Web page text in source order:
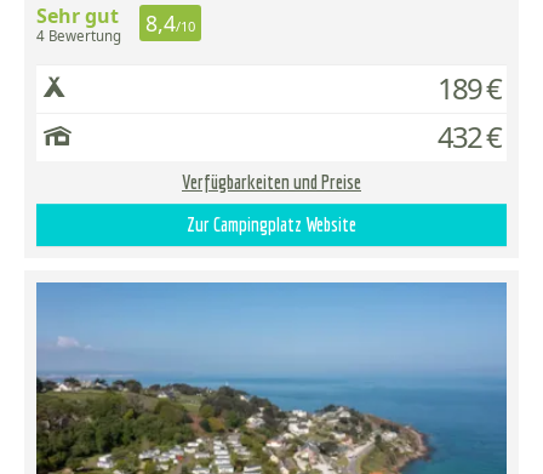
Sehr gut
4 Bewertung 8,4/10
189 €
432 €
Verfügbarkeiten und Preise
Zur Campingplatz Website